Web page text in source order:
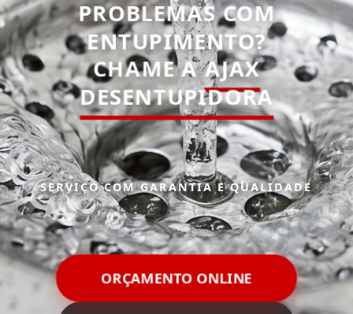
PROBLEMAS COM
ENTUPIMENTO?
CHAME AAJAX
DESENTUPIDORA
SERVIÇO COM GARANTIA E QUALIDADE
ORÇAMENTO ONLINE